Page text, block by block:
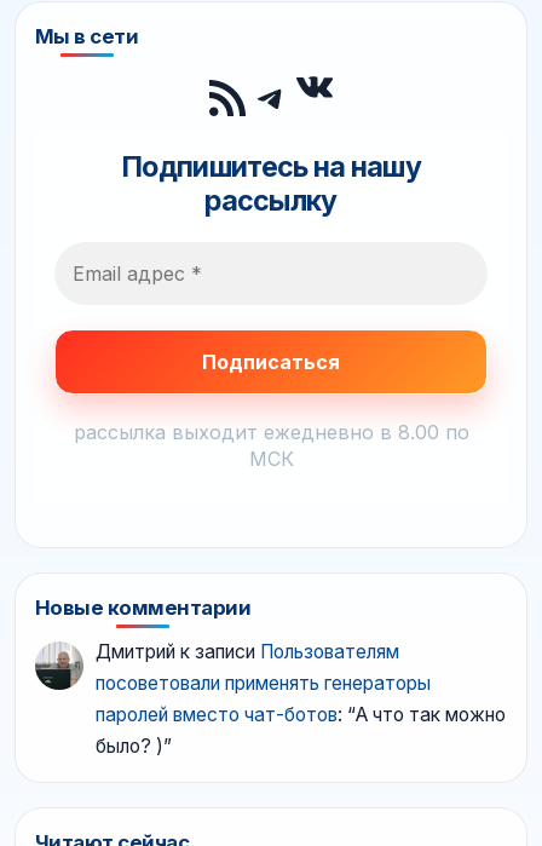
Мы в сети
RSS-лента
Telegram
ВКонтакте
Подпишитесь на нашу
рассылку
рассылка выходит ежедневно в 8.00 по
МСК
Новые комментарии
Дмитрий к записи Пользователям
посоветовали применять генераторы
паролей вместо чат-ботов: “А что так можно
было? )”